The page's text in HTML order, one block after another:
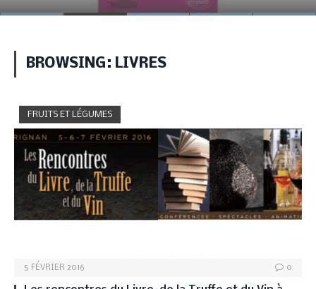
BROWSING: LIVRES
FRUITS ET LÉGUMES
5 FÉVRIER 2016 0